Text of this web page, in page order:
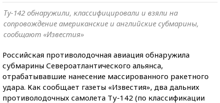
Ту-142 обнаружили, классифицировали и взяли на
сопровождение американские и английские субмарины,
сообщают «Известия»
Российская противолодочная авиация обнаружила
субмарины Североатлантического альянса,
отрабатывавшие нанесение массированного ракетного
удара. Как сообщает газеты «Известия», два дальних
противолодочных самолета Ту-142 (по классификации